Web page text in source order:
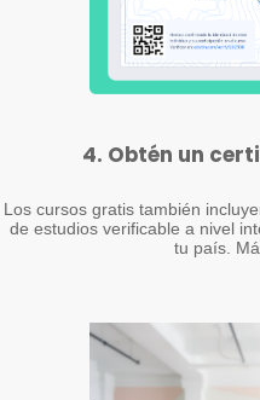
4. Obtén un
Los cursos gratis también
de estudios verificable a nivel
tu país.